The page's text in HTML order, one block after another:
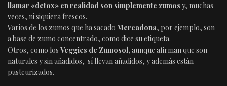
llamar «detox» en realidad son simplemente zumos y, muchas
veces, ni siquiera frescos.
Varios de los zumos que ha sacado Mercadona, por ejemplo, son
a base de zumo concentrado, como dice su etiqueta.
Otros, como los Veggies de Zumosol, aunque afirman que son
naturales y sin añadidos, sí llevan añadidos, y además están
pasteurizados.